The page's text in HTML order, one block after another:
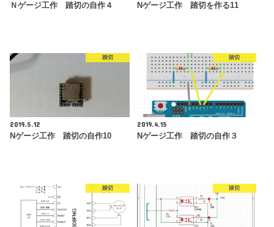
Ｎゲージ工作 踏切の自作４
Nゲージ工作 踏切を作る11
踏切
2019.5.12
Nゲージ工作 踏切の自作10
踏切
2019.4.15
Nゲージ工作 踏切の自作３
踏切 踏切